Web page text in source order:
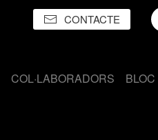
CONTACTE
COL·LABORADORS BLOC